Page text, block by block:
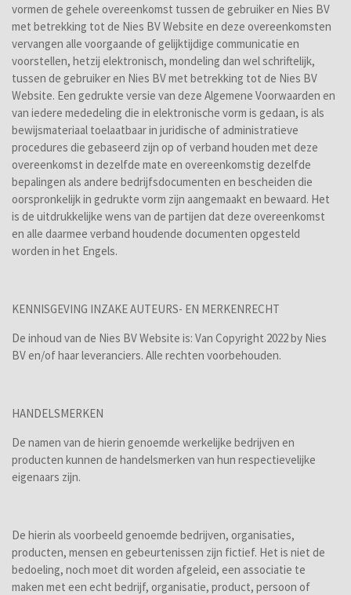
vormen de gehele overeenkomst tussen de gebruiker en Nies BV
met betrekking tot de Nies BV Website en deze overeenkomsten
vervangen alle voorgaande of gelijktijdige communicatie en
voorstellen, hetzij elektronisch, mondeling dan wel schriftelijk,
tussen de gebruiker en Nies BV met betrekking tot de Nies BV
Website. Een gedrukte versie van deze Algemene Voorwaarden en
van iedere mededeling die in elektronische vorm is gedaan, is als
bewijsmateriaal toelaatbaar in juridische of administratieve
procedures die gebaseerd zijn op of verband houden met deze
overeenkomst in dezelfde mate en overeenkomstig dezelfde
bepalingen als andere bedrijfsdocumenten en bescheiden die
oorspronkelijk in gedrukte vorm zijn aangemaakt en bewaard. Het
is de uitdrukkelijke wens van de partijen dat deze overeenkomst
en alle daarmee verband houdende documenten opgesteld
worden in het Engels.
KENNISGEVING INZAKE AUTEURS- EN MERKENRECHT
De inhoud van de Nies BV Website is: Van Copyright 2022 by Nies
BV en/of haar leveranciers. Alle rechten voorbehouden.
HANDELSMERKEN
De namen van de hierin genoemde werkelijke bedrijven en
producten kunnen de handelsmerken van hun respectievelijke
eigenaars zijn.
De hierin als voorbeeld genoemde bedrijven, organisaties,
producten, mensen en gebeurtenissen zijn fictief. Het is niet de
bedoeling, noch moet dit worden afgeleid, een associatie te
maken met een echt bedrijf, organisatie, product, persoon of